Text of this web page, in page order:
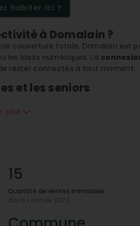
habiter ici ?
à Domalain ?
couverture totale, Domalain est
loisirs numériques. La
rester connectés à tout moment.
et les seniors
seniors offre une qualité de vie
et plusieurs artisans tels que
La présence de restaurants et
?
plus
15
Quantité de ventes immobilier
dans l'année 2022